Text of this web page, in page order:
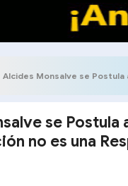
Alcides Monsalve se Postula a la
se Postula
no es una